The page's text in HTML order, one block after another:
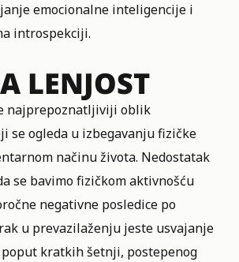
emocionalne inteligencije i
introspekciji.
LENJOST
najprepoznatljiviji oblik
se ogleda u izbegavanju fizičke
načinu života. Nedostatak
se bavimo fizičkom aktivnošću
negativne posledice po
u prevazilaženju jeste usvajanje
kratkih šetnji, postepenog